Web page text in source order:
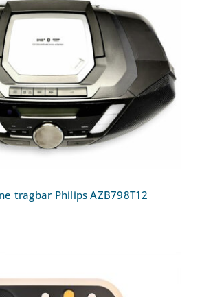
tragbar Philips
AZB798T12
tragbar Philips AZB798T12